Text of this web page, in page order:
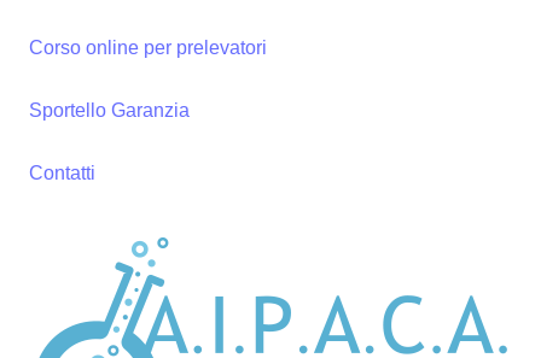
Corso online per prelevatori
Sportello Garanzia
Contatti